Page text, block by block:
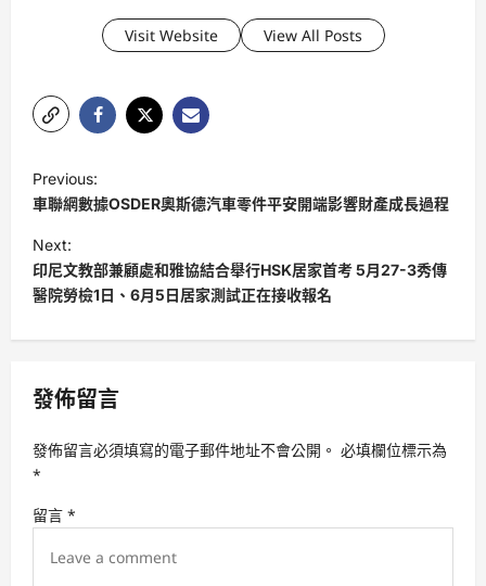
Visit Website View All Posts
o
s
t
n
a
i
a
t
i
Previous:
車聯網數據OSDER奧斯德汽車零件平安開端影響財產成長過程
Next:
印尼文教部兼顧處和雅協結合舉行HSK居家首考 5月27-3秀傳
醫院勞檢1日、6月5日居家測試正在接收報名
發佈留言
發佈留言必須填寫的電子郵件地址不會公開。 必填欄位標示為
*
留言 *